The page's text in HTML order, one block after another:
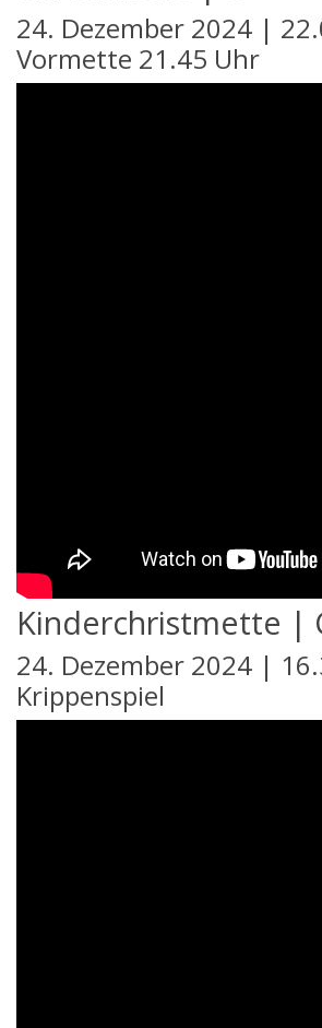
24. Dezember 2024 |
Vormette 21.45 Uhr
Kinderchristmette |
24. Dezember 2024 |
Krippenspiel